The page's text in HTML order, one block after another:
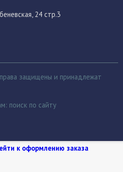
24 стр.3
защищены и принадлежат
поиск по сайту
к оформлению заказа